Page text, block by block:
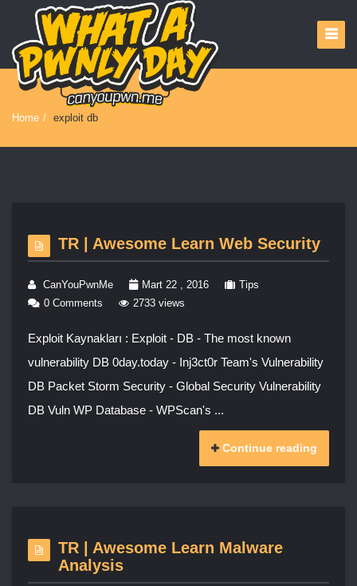
Home / exploit db
TR | Awesome Learn Web Security
CanYouPwnMe Mart 22 , 2016
Tips
0 Comments
2733 views
Exploit Kaynakları : Exploit - DB - The most known
vulnerability DB 0day.today - Inj3ct0r Team's Vulnerability
DB Packet Storm Security - Global Security Vulnerability
DB Vuln WP Database - WPScan's ...
Continue reading
TR | Awesome Learn Malware
Analysis